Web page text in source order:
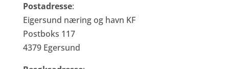
Postadresse:
Eigersund næring og havn KF
Postboks 117
4379 Egersund